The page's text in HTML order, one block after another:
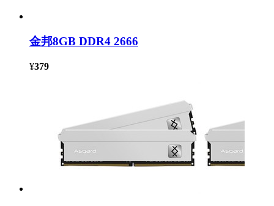
金邦8GB DDR4 2666
¥379